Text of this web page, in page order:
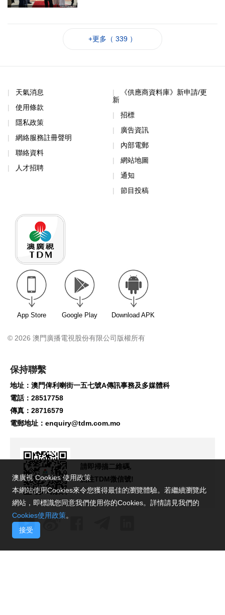
+更多（ 339 ）
天氣消息
使用條款
隱私政策
網絡服務註冊聲明
聯絡資料
人才招聘
《供應商資料庫》新申請/更
新
招標
廣告資訊
內部電郵
網站地圖
通知
節目投稿
App Store Google Play Download APK
© 2026 澳門廣播電視股份有限公司版權所有
保持聯繫
地址：澳門俾利喇街一五七號A傳訊事務及多媒體科
電話：28517758
傳真：28716579
電郵地址： enquiry@tdm.com.mo
請即掃描二維碼,
關注TDM微信號!
澳廣視 Cookies 使用政策
本網站使用Cookies來令您獲得最佳的瀏覽體驗。若繼續瀏覽此
網站，即標識您同意我們使用你的Cookies。詳情請見我們的
Cookies使用政策。
接受